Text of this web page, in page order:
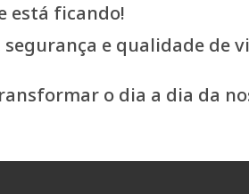
está ficando!
e qualidade
o dia a dia da